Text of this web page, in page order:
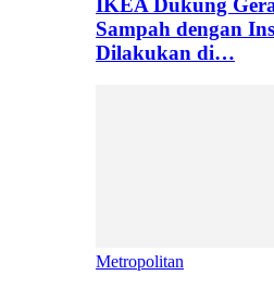
Sampah dengan
Dilakukan di…
Metropolitan